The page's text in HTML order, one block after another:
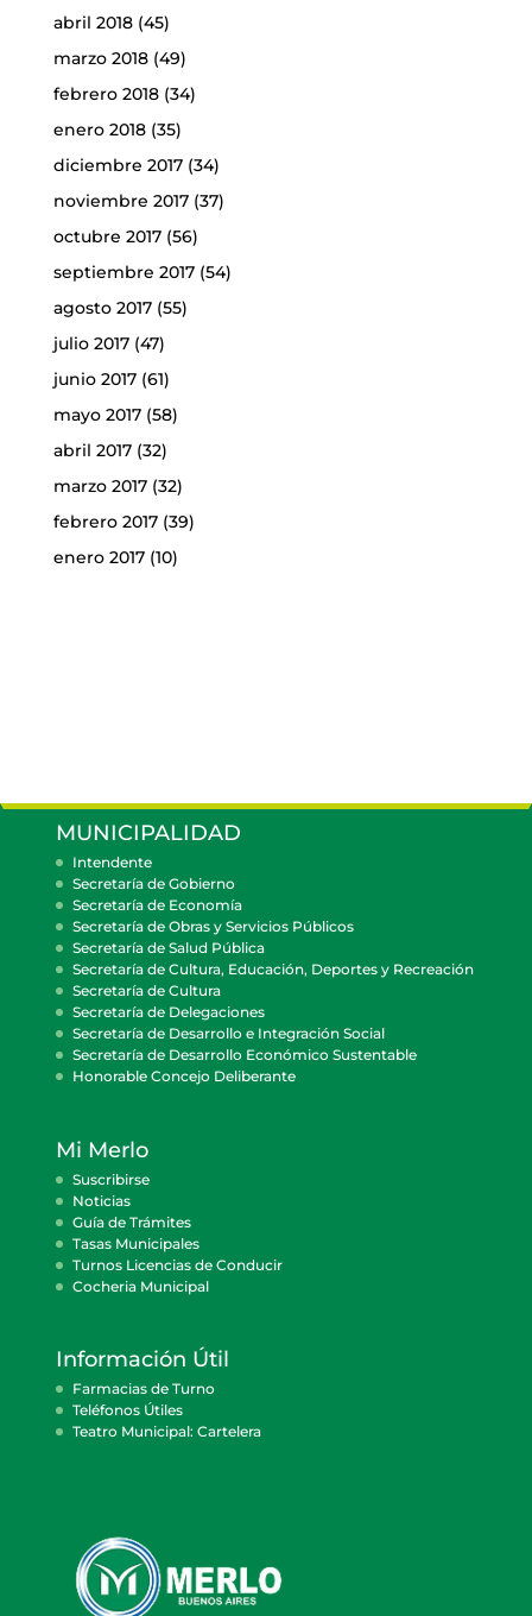
abril 2018(45)
marzo 2018(49)
febrero 2018(34)
enero 2018(35)
diciembre 2017(34)
noviembre 2017(37)
octubre 2017(56)
septiembre 2017(54)
agosto 2017(55)
julio 2017(47)
junio 2017(61)
mayo 2017(58)
abril 2017(32)
marzo 2017(32)
febrero 2017(39)
enero 2017(10)
MUNICIPALIDAD
Intendente
Secretaría de Gobierno
Secretaría de Economía
Secretaría de Obras y Servicios Públicos
Secretaría de Salud Pública
Secretaría de Cultura, Educación, Deportes y Recreación
Secretaría de Cultura
Secretaría de Delegaciones
Secretaría de Desarrollo e Integración Social
Secretaría de Desarrollo Económico Sustentable
Honorable Concejo Deliberante
Mi Merlo
Suscribirse
Noticias
Guía de Trámites
Tasas Municipales
Turnos Licencias de Conducir
Cocheria Municipal
Información Útil
Farmacias de Turno
Teléfonos Útiles
Teatro Municipal: Cartelera